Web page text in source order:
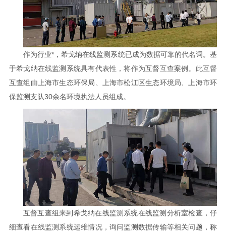
作为行业*，希戈纳在线监测系统已成为数据可靠的代名词。基
于希戈纳在线监测系统具有代表性，将作为互督互查案例。此互督
互查组由上海市生态环保局、上海市松江区生态环境局、上海市环
保监测支队30余名环境执法人员组成。
互督互查组来到希戈纳在线监测系统在线监测分析室检查，仔
细查看在线监测系统运维情况，询问监测数据传输等相关问题，称